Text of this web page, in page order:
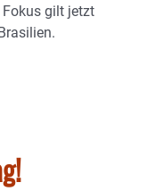
gilt jetzt